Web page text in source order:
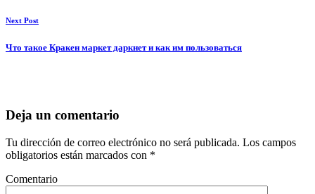
Next Post
Что такое Кракен маркет даркнет и как им пользоваться
Deja un comentario
Tu dirección de correo electrónico no será publicada. Los campos
obligatorios están marcados con *
Comentario